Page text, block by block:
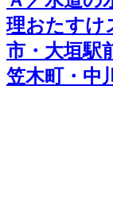
理おたすけ
市・大垣駅
笠木町・中